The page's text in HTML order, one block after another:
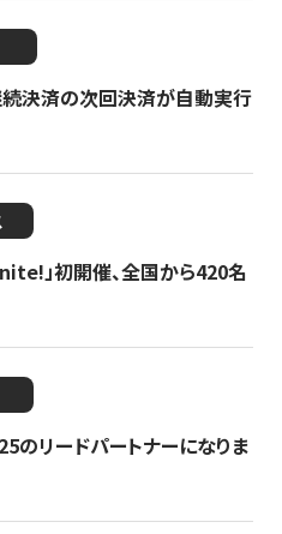
続決済の次回決済が自動実行
」初開催、全国から420名
のリードパートナーになりま